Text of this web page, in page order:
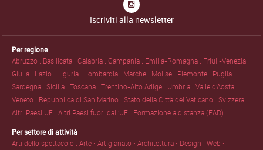
Iscriviti alla newsletter
Per regione
Abruzzo . Basilicata .Calabria .Campania . Emilia-Romagna . Friuli-Venezia
Giulia . Lazio . Liguria . Lombardia . Marche . Molise . Piemonte . Puglia .
Sardegna . Sicilia .Toscana .Trentino-Alto Adige . Umbria .Valle d'Aosta .
Veneto . Repubblica di San Marino . Stato della Città del Vaticano . Svizzera .
Altri Paesi UE .Altri Paesi fuori dall'UE . Formazione a distanza (FAD) .
Per settore di attività
Arti dello spettacolo .Arte • Artigianato • Architettura • Design .Web •